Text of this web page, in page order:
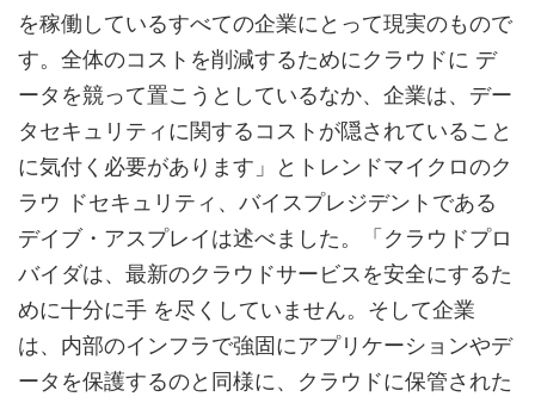
を稼働しているすべての企業にとって現実のもので
す。全体のコストを削減するためにクラウドに デ
ータを競って置こうとしているなか、企業は、デー
タセキュリティに関するコストが隠されていること
に気付く必要があります」とトレンドマイクロのク
ラウ ドセキュリティ、バイスプレジデントである
デイブ・アスプレイは述べました。「クラウドプロ
バイダは、最新のクラウドサービスを安全にするた
めに十分に手 を尽くしていません。そして企業
は、内部のインフラで強固にアプリケーションやデ
ータを保護するのと同様に、クラウドに保管された